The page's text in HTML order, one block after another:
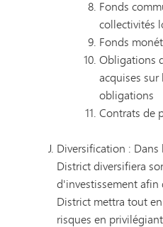
Fonds
collectivités
Fonds
Obligations
acquises sur
obligations
Contrats de
Diversification :
District diversifiera
d'investissement afin
District mettra tout
risques en